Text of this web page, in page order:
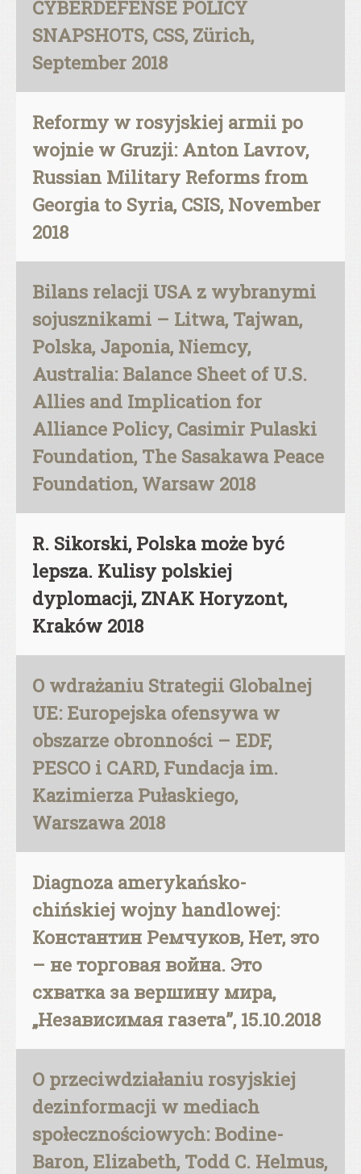
CYBERDEFENSE POLICY
SNAPSHOTS, CSS, Zürich,
September 2018
Reformy w rosyjskiej armii po
wojnie w Gruzji: Anton Lavrov,
Russian Military Reforms from
Georgia to Syria, CSIS, November
2018
Bilans relacji USA z wybranymi
sojusznikami – Litwa, Tajwan,
Polska, Japonia, Niemcy,
Australia: Balance Sheet of U.S.
Allies and Implication for
Alliance Policy, Casimir Pulaski
Foundation, The Sasakawa Peace
Foundation, Warsaw 2018
R. Sikorski, Polska może być
lepsza. Kulisy polskiej
dyplomacji, ZNAK Horyzont,
Kraków 2018
O wdrażaniu Strategii Globalnej
UE: Europejska ofensywa w
obszarze obronności – EDF,
PESCO i CARD, Fundacja im.
Kazimierza Pułaskiego,
Warszawa 2018
Diagnoza amerykańsko-
chińskiej wojny handlowej:
Константин Ремчуков, Нет, это
– не торговая война. Это
схватка за вершину мира,
„Независимая газета”, 15.10.2018
O przeciwdziałaniu rosyjskiej
dezinformacji w mediach
społecznościowych: Bodine-
Baron, Elizabeth, Todd C. Helmus,